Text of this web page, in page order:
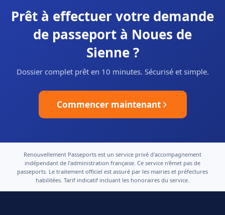
Prêt à effectuer votre demande
de passeport à Noues de
Sienne ?
Dossier complet prêt en 10 minutes. Sécurisé et simple.
Commencer maintenant
Renouvellement Passeports est un service privé d'accompagnement
indépendant de l'administration française. Ce service n'émet pas de
passeports. Le traitement officiel est assuré par les mairies et préfectures
habilitées. Tarif indicatif incluant les honoraires du service.